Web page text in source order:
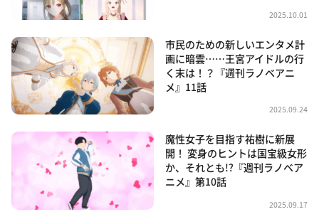
2025.10.01
市民のための新しいエンタメ計
画に暗雲……王宮アイドルの行
く末は！？『週刊ラノベアニ
メ』11話
2025.09.24
魔性女子を目指す祐樹に新展
開！ 変身のヒントは国宝級女形
か、それとも!?『週刊ラノベア
ニメ』第10話
2025.09.17